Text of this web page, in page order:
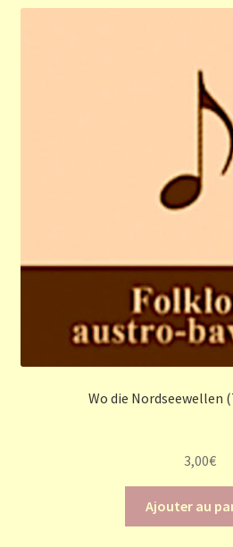
Wo die Nordseewellen
3,00€
Ajouter au